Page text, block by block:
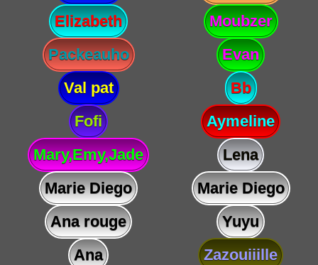
Elizabeth
Moubzer
Packeauho
Evan
Val pat
Bb
Fofi
Aymeline
Mary,Emy,Jade
Lena
Marie Diego
Marie Diego
Ana rouge
Yuyu
Ana
Zazouiiille